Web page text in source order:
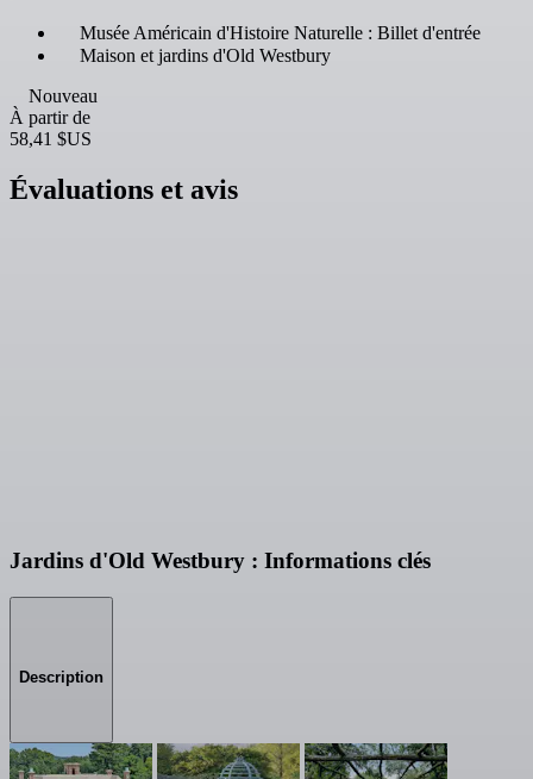
Musée Américain d'Histoire Naturelle : Billet d'entrée
Maison et jardins d'Old Westbury
Nouveau
À partir de
58,41 $US
Évaluations et avis
Jardins d'Old Westbury : Informations clés
Description